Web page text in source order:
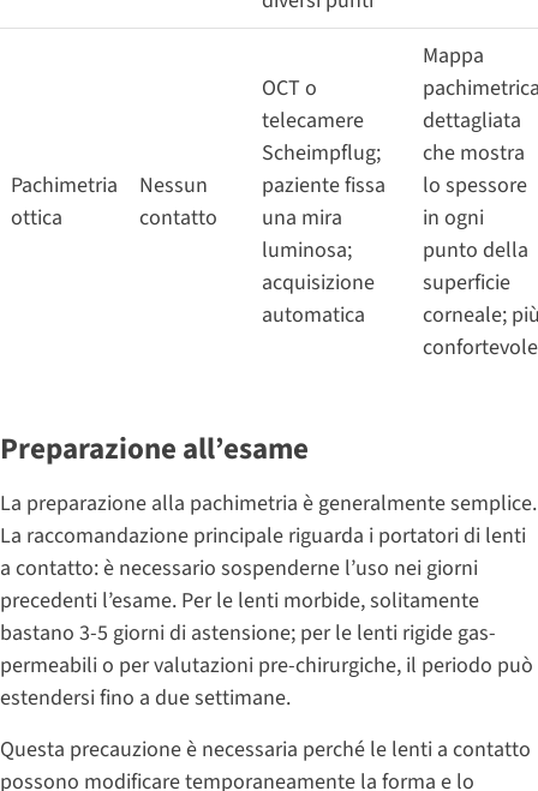
Pachimetria
ottica
Nessun
contatto
OCT o
telecamere
Scheimpflug;
paziente fissa
una mira
luminosa;
acquisizione
automatica
Mappa
dettagliata
che mostra
lo spessore
in ogni
punto della
superficie
corneale;
confortevole
Preparazione all’esame
La preparazione alla pachimetria è generalmente semplice.
La raccomandazione principale riguarda i portatori di lenti
a contatto: è necessario sospenderne l’uso nei giorni
precedenti l’esame. Per le lenti morbide, solitamente
bastano 3-5 giorni di astensione; per le lenti rigide gas-
permeabili o per valutazioni pre-chirurgiche, il periodo può
estendersi fino a due settimane.
Questa precauzione è necessaria perché le lenti a contatto
possono modificare temporaneamente la forma e lo